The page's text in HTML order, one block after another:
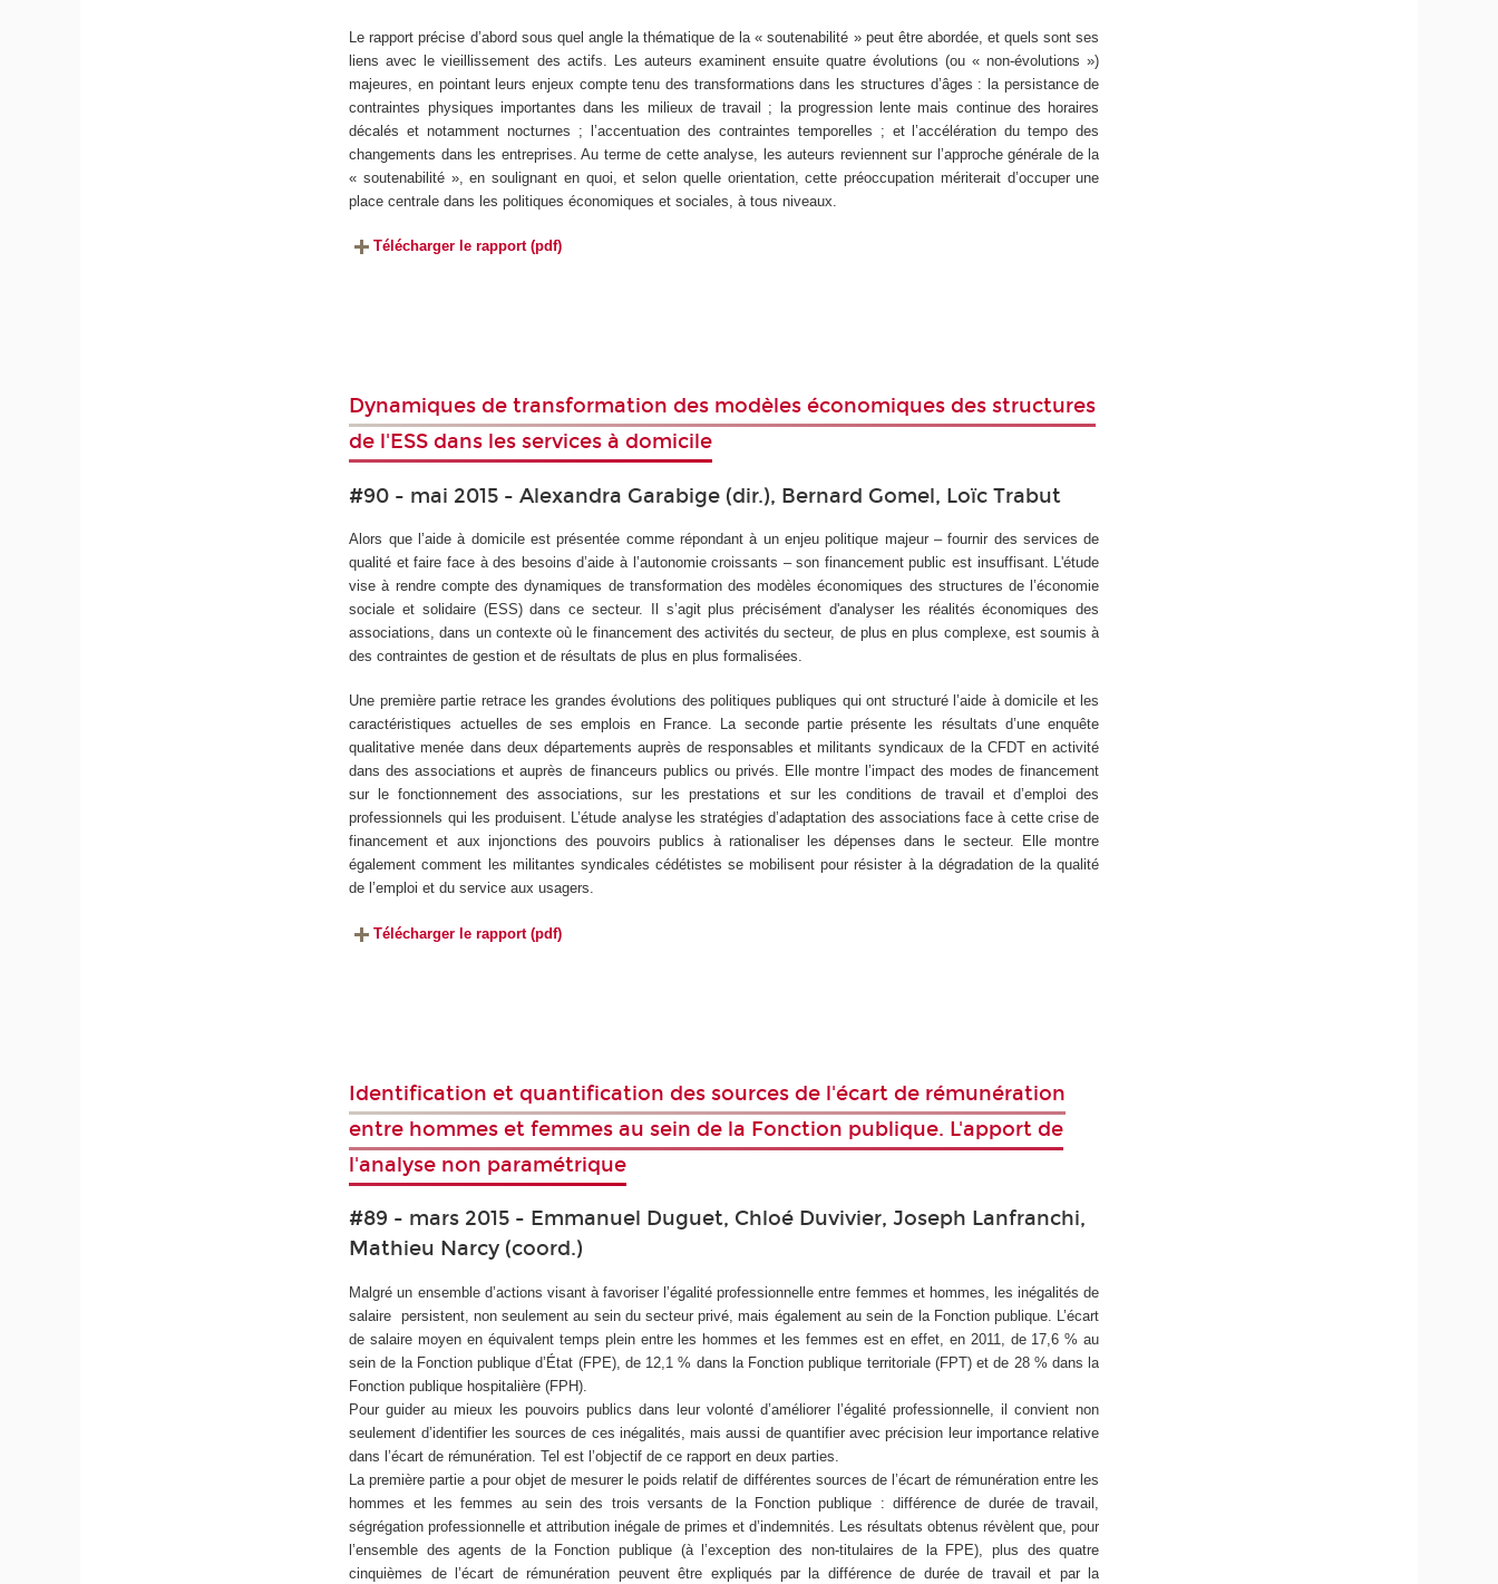
Le rapport précise d’abord sous quel angle la thématique de la « soutenabilité » peut être abordée, et quels sont ses
liens avec le vieillissement des actifs. Les auteurs examinent ensuite quatre évolutions (ou « non-évolutions »)
majeures, en pointant leurs enjeux compte tenu des transformations dans les structures d’âges : la persistance de
contraintes physiques importantes dans les milieux de travail ; la progression lente mais continue des horaires
décalés et notamment nocturnes ; l’accentuation des contraintes temporelles ; et l’accélération du tempo des
changements dans les entreprises. Au terme de cette analyse, les auteurs reviennent sur l’approche générale de la
« soutenabilité », en soulignant en quoi, et selon quelle orientation, cette préoccupation mériterait d’occuper une
place centrale dans les politiques économiques et sociales, à tous niveaux.
Télécharger le rapport (pdf)
Dynamiques de transformation des modèles économiques des structures
de l'ESS dans les services à domicile
#90 - mai 2015 - Alexandra Garabige (dir.), Bernard Gomel, Loïc Trabut
Alors que l’aide à domicile est présentée comme répondant à un enjeu politique majeur – fournir des services de
qualité et faire face à des besoins d’aide à l’autonomie croissants – son financement public est insuffisant. L'étude
vise à rendre compte des dynamiques de transformation des modèles économiques des structures de l’économie
sociale et solidaire (ESS) dans ce secteur. Il s’agit plus précisément d'analyser les réalités économiques des
associations, dans un contexte où le financement des activités du secteur, de plus en plus complexe, est soumis à
des contraintes de gestion et de résultats de plus en plus formalisées.
Une première partie retrace les grandes évolutions des politiques publiques qui ont structuré l’aide à domicile et les
caractéristiques actuelles de ses emplois en France. La seconde partie présente les résultats d’une enquête
qualitative menée dans deux départements auprès de responsables et militants syndicaux de la CFDT en activité
dans des associations et auprès de financeurs publics ou privés. Elle montre l’impact des modes de financement
sur le fonctionnement des associations, sur les prestations et sur les conditions de travail et d’emploi des
professionnels qui les produisent. L’étude analyse les stratégies d’adaptation des associations face à cette crise de
financement et aux injonctions des pouvoirs publics à rationaliser les dépenses dans le secteur. Elle montre
également comment les militantes syndicales cédétistes se mobilisent pour résister à la dégradation de la qualité
de l’emploi et du service aux usagers.
Télécharger le rapport (pdf)
Identification et quantification des sources de l'écart de rémunération
entre hommes et femmes au sein de la Fonction publique. L'apport de
l'analyse non paramétrique
#89 - mars 2015 - Emmanuel Duguet, Chloé Duvivier, Joseph Lanfranchi,
Mathieu Narcy (coord.)
Malgré un ensemble d’actions visant à favoriser l’égalité professionnelle entre femmes et hommes, les inégalités de
salaire persistent, non seulement au sein du secteur privé, mais également au sein de la Fonction publique. L’écart
de salaire moyen en équivalent temps plein entre les hommes et les femmes est en effet, en 2011, de 17,6 % au
sein de la Fonction publique d’État (FPE), de 12,1 % dans la Fonction publique territoriale (FPT) et de 28 % dans la
Fonction publique hospitalière (FPH).
Pour guider au mieux les pouvoirs publics dans leur volonté d’améliorer l’égalité professionnelle, il convient non
seulement d’identifier les sources de ces inégalités, mais aussi de quantifier avec précision leur importance relative
dans l’écart de rémunération. Tel est l’objectif de ce rapport en deux parties.
La première partie a pour objet de mesurer le poids relatif de différentes sources de l’écart de rémunération entre les
hommes et les femmes au sein des trois versants de la Fonction publique : différence de durée de travail,
ségrégation professionnelle et attribution inégale de primes et d’indemnités. Les résultats obtenus révèlent que, pour
l’ensemble des agents de la Fonction publique (à l’exception des non-titulaires de la FPE), plus des quatre
cinquièmes de l’écart de rémunération peuvent être expliqués par la différence de durée de travail et par la